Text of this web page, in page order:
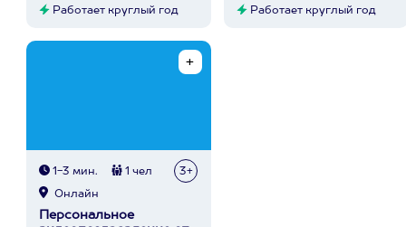
Работает круглый год Работает круглый год
1-3 мин. 1 чел 3+
Онлайн
Персональное